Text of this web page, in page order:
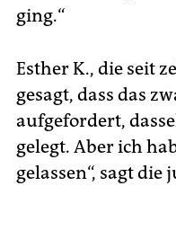
ging.“
Esther K., die seit
gesagt, dass das
aufgefordert,
gelegt. Aber ich
gelassen“, sagt die